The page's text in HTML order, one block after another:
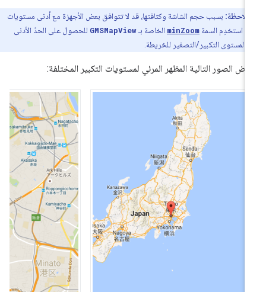
ملاحظة:بسبب حجم الشاشة وكثافتها، قد لا تتوافق بعض الأجهزة مع أدنى مستويات
استخدِم السمةminZoomالخاصة بـGMSMapViewللحصول على الحدّ الأدنى
لمستوى التكبير/التصغير للخريطة.
الصور التالية المظهر المرئي لمستويات التكبير المختلفة: